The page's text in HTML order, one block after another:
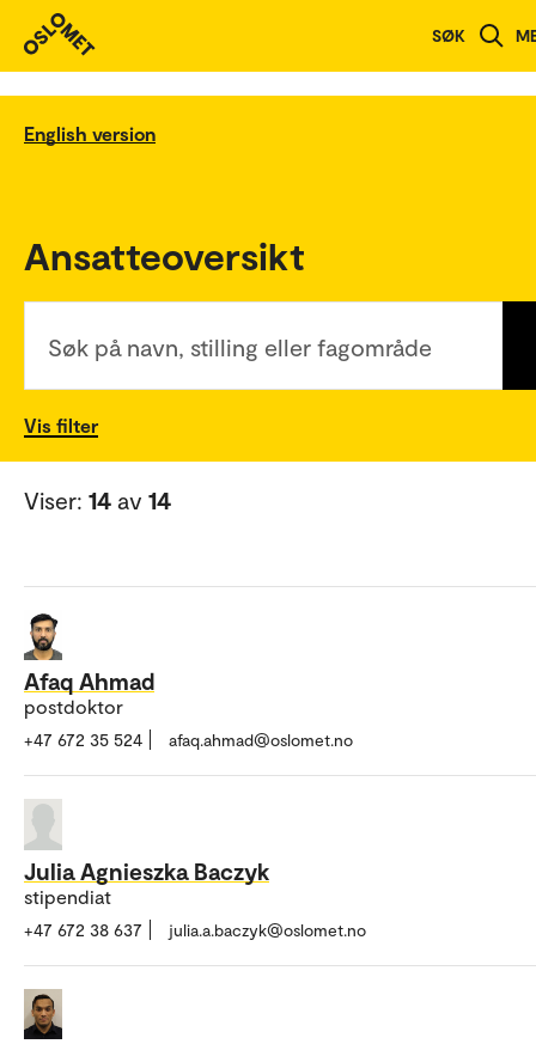
SØK
English version
Ansatteoversikt
Søk på navn, stilling eller fagområde
Vis filter
Viser: 14 av 14
Afaq Ahmad
postdoktor
+47 672 35 524 afaq.ahmad@oslomet.no
Julia Agnieszka Baczyk
stipendiat
+47 672 38 637 julia.a.baczyk@oslomet.no